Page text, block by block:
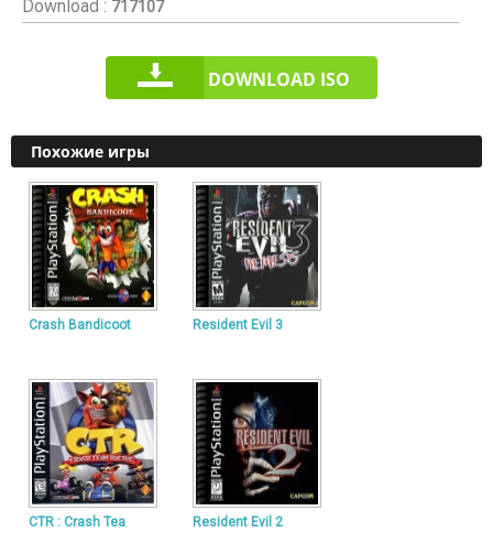
Download : 717107
DOWNLOAD ISO
Похожие игры
Crash Bandicoot Resident Evil 3
CTR : Crash Tea Resident Evil 2